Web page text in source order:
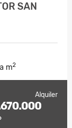
SAN
m2
Alquiler